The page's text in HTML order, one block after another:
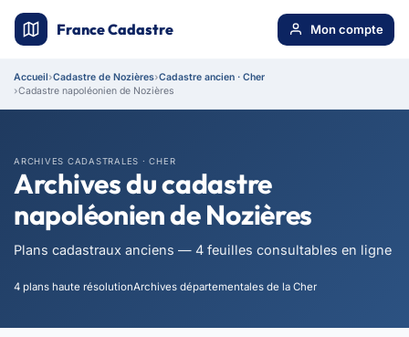
France Cadastre Mon compte
Accueil Cadastre de Nozières Cadastre ancien · Cher
Cadastre napoléonien de Nozières
ARCHIVES CADASTRALES · CHER
Archives du cadastre
napoléonien de Nozières
Plans cadastraux anciens — 4 feuilles consultables en ligne
4 plans haute résolutionArchives départementales de la Cher